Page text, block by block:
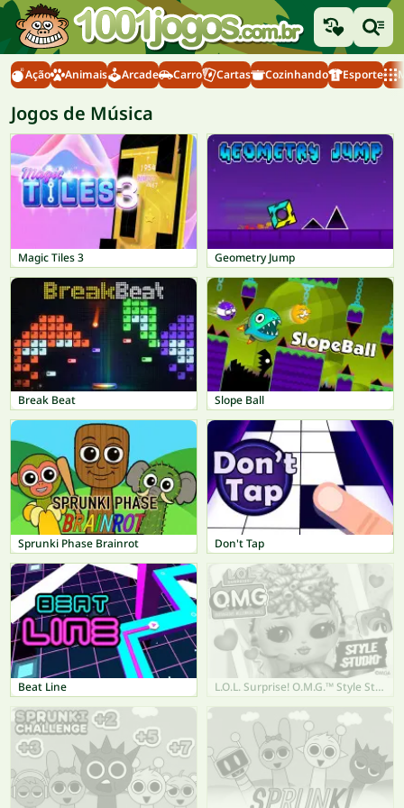
Ação Animais Arcade Carro Cartas Cozinhando Esporte
Jogos de Música
Magic Tiles 3 Geometry Jump
Break Beat Slope Ball
Sprunki Phase Brainrot Don't Tap
Beat Line L.O.L. Surprise! O.M.G.™ Style Studio